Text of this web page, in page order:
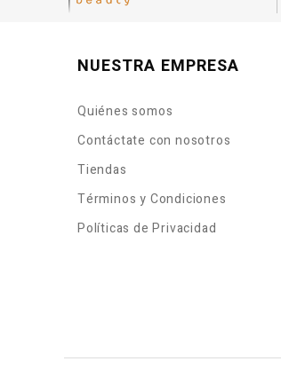
NUESTRA EMPRESA
Quiénes somos
Contáctate con nosotros
Tiendas
Términos y Condiciones
Políticas de Privacidad